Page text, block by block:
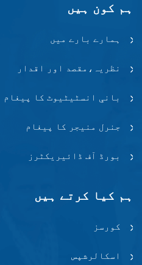
ہم کون ہیں
ہمارے بارے میں
نظریہ،مقصد اور اقدار
بانیِ انسٹیٹیوٹ کا پیغام
جنرل منیجر کا پیغام
بورڈ آف ڈائیریکٹرز
ہم کیا کرتے ہیں
کورسز
اسکالرشپس